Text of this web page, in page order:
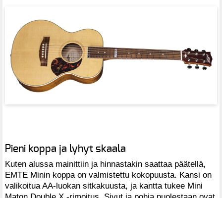
Pieni koppa ja lyhyt skaala
Kuten alussa mainittiin ja hinnastakin saattaa päätellä,
EMTE Minin koppa on valmistettu kokopuusta. Kansi on
valikoitua AA-luokan sitkakuusta, ja kantta tukee Mini